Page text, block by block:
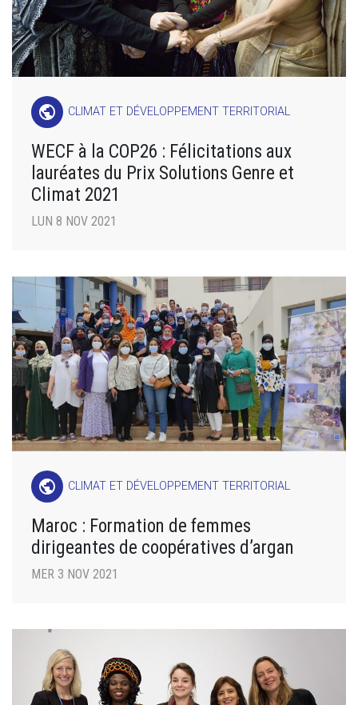
public CLIMAT ET DÉVELOPPEMENT TERRITORIAL
WECF à la COP26 : Félicitations aux
lauréates du Prix Solutions Genre et
Climat 2021
LUN 8 NOV 2021
public CLIMAT ET DÉVELOPPEMENT TERRITORIAL
Maroc : Formation de femmes
dirigeantes de coopératives d’argan
MER 3 NOV 2021